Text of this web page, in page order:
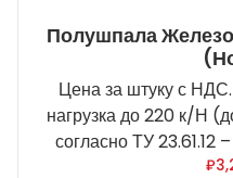
Полушпала
Цена за штуку с НДС.
нагрузка до 220 к/Н
согласно ТУ
₽